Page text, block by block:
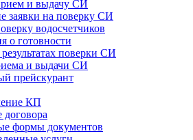
и выдачу СИ
заявки на поверку СИ
водосчетчиков
о готовности
поверки СИ
и выдачи СИ
прейскурант
КП
договора
формы документов